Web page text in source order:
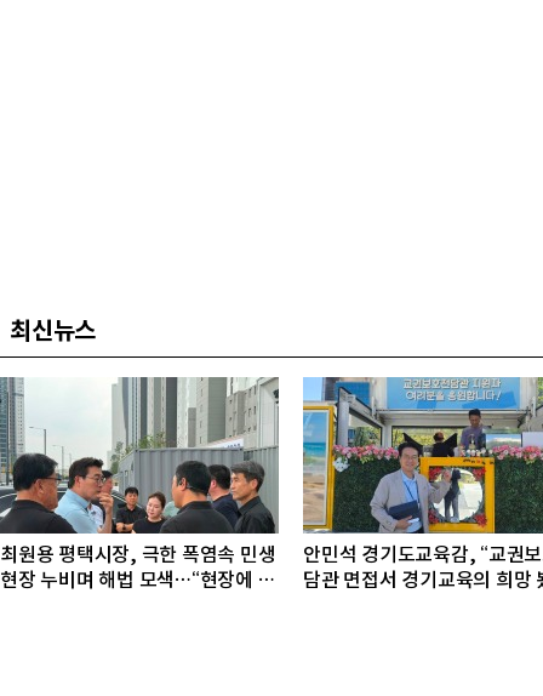
최신뉴스
최원용 평택시장, 극한 폭염속 민생
현장 누비며 해법 모색…“현장에 답
안민석 경기도교육감, “교권
담관 면접서 경기교육의 희망